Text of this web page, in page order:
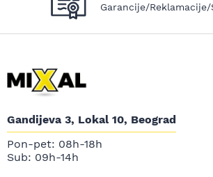
Garancije/Reklamacije/
Gandijeva 3, Lokal 10, Beograd
Pon-pet: 08h-18h
Sub: 09h-14h